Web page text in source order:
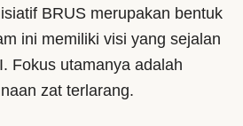
BRUS merupakan bentuk
ini memiliki visi yang sejalan
Fokus utamanya adalah
zat terlarang.